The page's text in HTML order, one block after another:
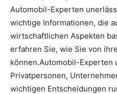
Automobil-Experten
wichtige Informationen, die
wirtschaftlichen Aspekten
erfahren Sie, wie Sie von
können.Automobil-Experten
Privatpersonen,
wichtigen Entscheidungen